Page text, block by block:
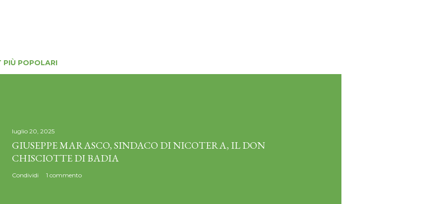
PIÙ POPOLARI
luglio 20, 2025
GIUSEPPE MARASCO, SINDACO DI NICOTERA, IL DON
CHISCIOTTE DI BADIA
Condividi 1 commento